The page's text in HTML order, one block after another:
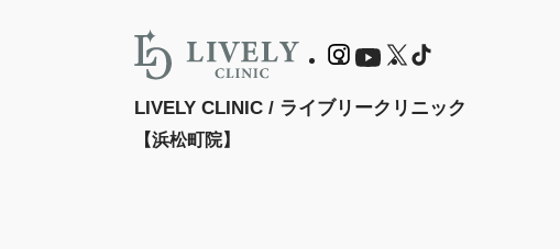
LIVELY CLINIC / ライブリークリニック
【浜松町院】